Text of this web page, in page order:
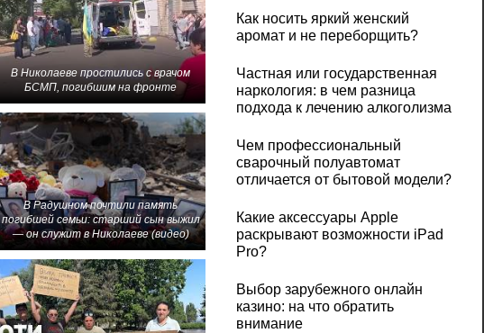
В Николаеве простились с врачом
БСМП, погибшим на фронте
В Радушном почтили память
погибшей семьи: старший сын выжил
— он служит в Николаеве (видео)
Как носить яркий женский
аромат и не переборщить?
Частная или государственная
наркология: в чем разница
подхода к лечению алкоголизма
Чем профессиональный
сварочный полуавтомат
отличается от бытовой модели?
Какие аксессуары Apple
раскрывают возможности iPad
Pro?
Выбор зарубежного онлайн
казино: на что обратить
внимание